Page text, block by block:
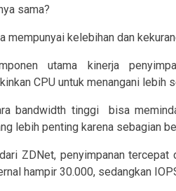
sama?
mempunyai kelebihan dan
utama kinerja
CPU untuk menangani lebih
bandwidth tinggi
bisa
lebih penting karena sebagian
ZDNet, penyimpanan
hampir 30.000, sedangkan